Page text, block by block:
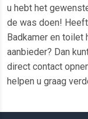
u hebt het
de was doen!
Badkamer en
aanbieder? Dan
direct contact
helpen u graag